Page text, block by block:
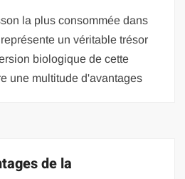
la plus consommée dans
un véritable trésor
biologique de cette
une multitude d'avantages
de la